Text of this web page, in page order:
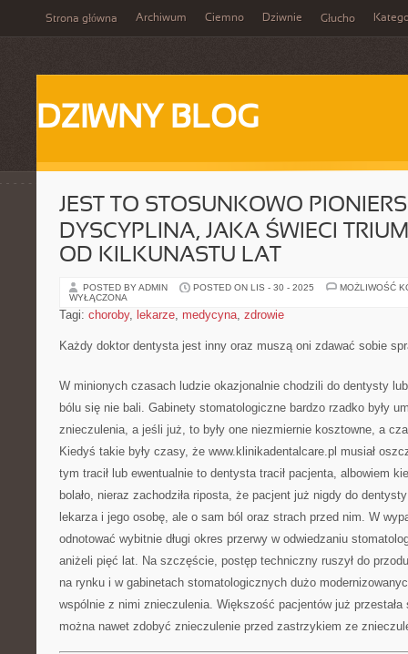
Strona główna Archiwum Ciemno Dziwnie Głucho
DZIWNY BLOG
JEST TO STOSUNKOWO
DYSCYPLINA, JAKA ŚWIECI
OD KILKUNASTU LAT
POSTED BY ADMIN POSTED ON LIS - 30 - 2025
MOŻLIWOŚĆ
WYŁĄCZONA
Tagi: choroby, lekarze, medycyna, zdrowie
Każdy doktor dentysta jest inny oraz muszą oni zdawać sobie
W minionych czasach ludzie okazjonalnie chodzili do dentysty
bólu się nie bali. Gabinety stomatologiczne bardzo rzadko były
znieczulenia, a jeśli już, to były one niezmiernie kosztowne, a
Kiedyś takie były czasy, że www.klinikadentalcare.pl musiał
tym tracił lub ewentualnie to dentysta tracił pacjenta, albowiem
bolało, nieraz zachodziła riposta, że pacjent już nigdy do
lekarza i jego osobę, ale o sam ból oraz strach przed nim. W
odnotować wybitnie długi okres przerwy w odwiedzaniu
aniżeli pięć lat. Na szczęście, postęp techniczny ruszył do
na rynku i w gabinetach stomatologicznych dużo
wspólnie z nimi znieczulenia. Większość pacjentów już
można nawet zdobyć znieczulenie przed zastrzykiem ze